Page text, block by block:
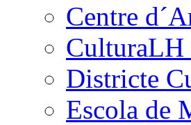
Centre
CulturaLH
Districte
Escola de